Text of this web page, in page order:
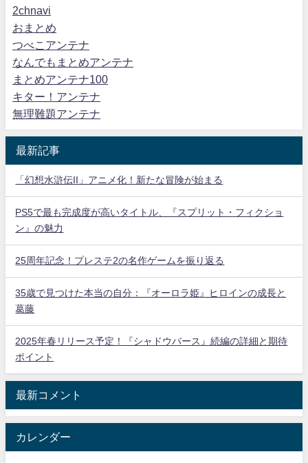
2chnavi
おまとめ
つべこアンテナ
なんでもまとめアンテナ
まとめアンテナ100
キター！アンテナ
無理難題アンテナ
最新記事
「幻想水滸伝II」アニメ化！新たな冒険が始まる
PS5で最も完成度が高いタイトル、『スプリット・フィクショ
ン』の魅力
25周年記念！プレステ2の名作ゲームを振り返る
35歳で見つけた本当の自分：『オーロラ姫』ヒロインの成長と
葛藤
2025年春リリース予定！『シャドウバース』続編の詳細と期待
ポイント
最新コメント
カレンダー